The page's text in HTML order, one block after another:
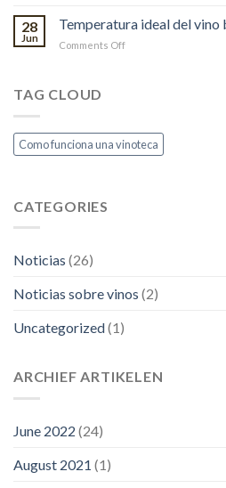
sonconservar
un
vino
28
Jun
Temperatura ideal del vino
Comments Offon
según
expertos
TAG CLOUD
Como funciona una vinoteca
CATEGORIES
Noticias (26)
Noticias sobre vinos (2)
Uncategorized(1)
ARCHIEF ARTIKELEN
June 2022 (24)
August 2021 (1)